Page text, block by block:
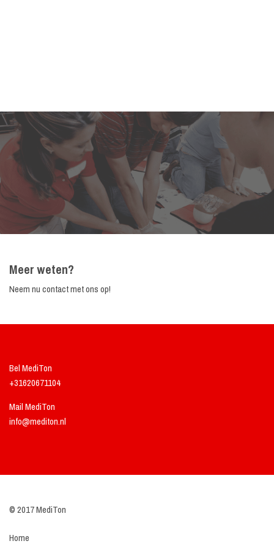
Meer weten?
Neem nu contact met ons op!
Bel MediTon
+31620671104
Mail MediTon
info@mediton.nl
© 2017 MediTon
Home